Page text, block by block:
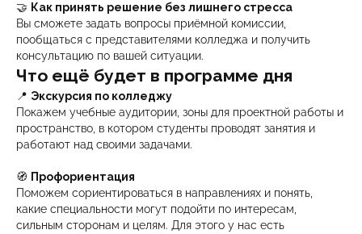
🤝 Как принять решение без лишнего стресса
Вы сможете задать вопросы приёмной комиссии,
пообщаться с представителями колледжа и получить
консультацию по вашей ситуации.
Что ещё будет в программе дня
📍 Экскурсия по колледжу
Покажем учебные аудитории, зоны для проектной работы и
пространство, в котором студенты проводят занятия и
работают над своими задачами.
🧭 Профориентация
Поможем сориентироваться в направлениях и понять,
какие специальности могут подойти по интересам,
сильным сторонам и целям. Для этого у нас есть